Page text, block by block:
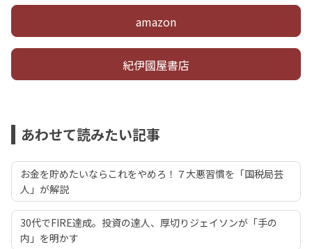
amazon
紀伊國屋書店
あわせて読みたい記事
お金を貯めたいならこれをやめろ！７大悪習慣を「国税局芸
人」が解説
30代でFIRE達成。投資の達人、厚切りジェイソンが「手の
内」を明かす